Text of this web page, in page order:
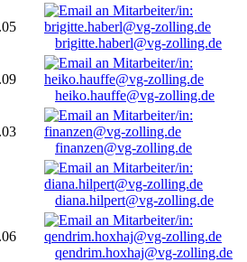
brigitte.haberl@vg-zolling.de
heiko.hauffe@vg-zolling.de
finanzen@vg-zolling.de
diana.hilpert@vg-zolling.de
qendrim.hoxhaj@vg-zolling.de